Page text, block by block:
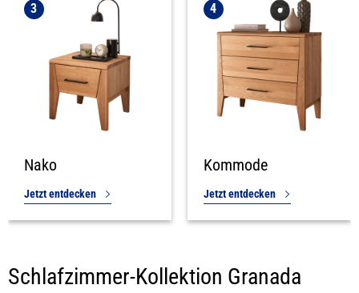
3
Nako
Jetzt entdecken
4
Kommode
Jetzt entdecken
Schlafzimmer-Kollektion Granada